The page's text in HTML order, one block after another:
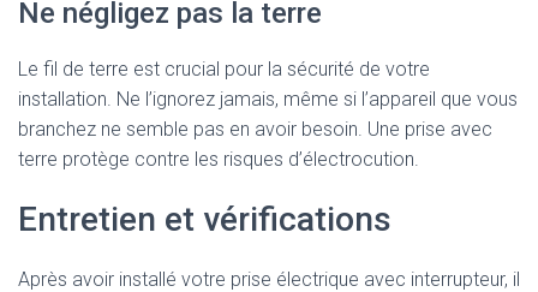
Ne négligez pas la terre
Le fil de terre est crucial pour la sécurité de votre
installation. Ne l’ignorez jamais, même si l’appareil que vous
branchez ne semble pas en avoir besoin. Une prise avec
terre protège contre les risques d’électrocution.
Entretien et vérifications
Après avoir installé votre prise électrique avec interrupteur, il